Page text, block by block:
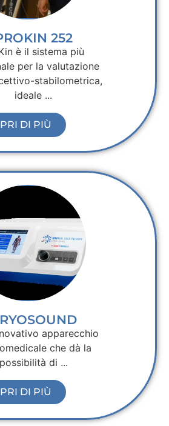
252
è il sistema più
per la valutazione
stabilometrica,
ideale ...
DI PIÙ
apparecchio
che dà la
possibilità di ...
DI PIÙ